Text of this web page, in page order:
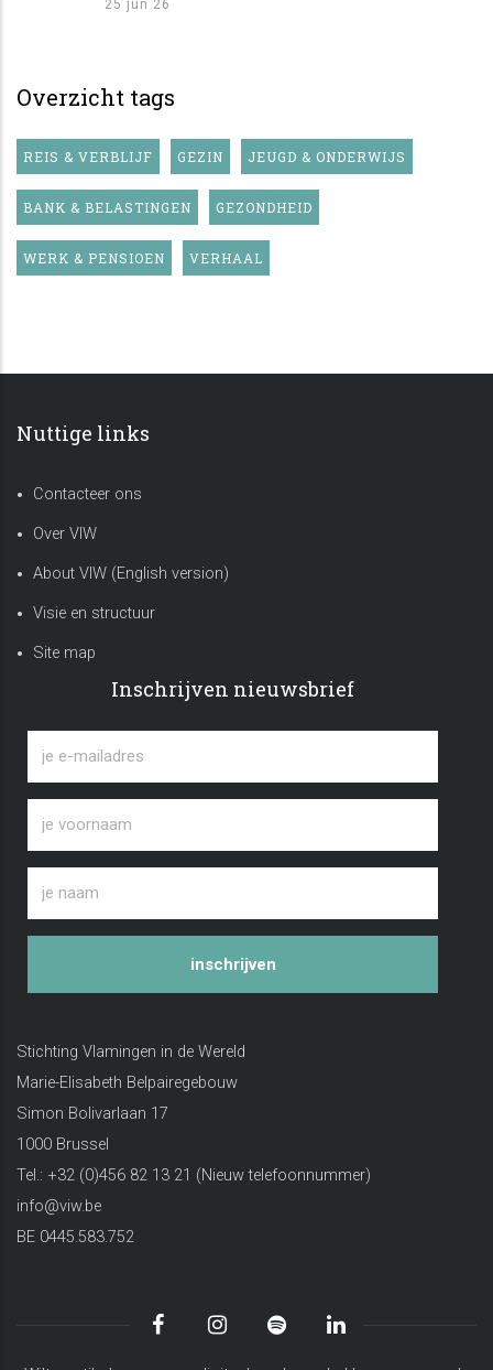
25 jun 26
Overzicht tags
REIS & VERBLIJF GEZIN JEUGD & ONDERWIJS
BANK & BELASTINGEN GEZONDHEID
WERK & PENSIOEN VERHAAL
Nuttige links
Contacteer ons
Over VIW
About VIW (English version)
Visie en structuur
Site map
Inschrijven nieuwsbrief
inschrijven
Stichting Vlamingen in de Wereld
Marie-Elisabeth Belpairegebouw
Simon Bolivarlaan 17
1000 Brussel
Tel.: +32 (0)456 82 13 21 (Nieuw telefoonnummer)
info@viw.be
BE 0445.583.752